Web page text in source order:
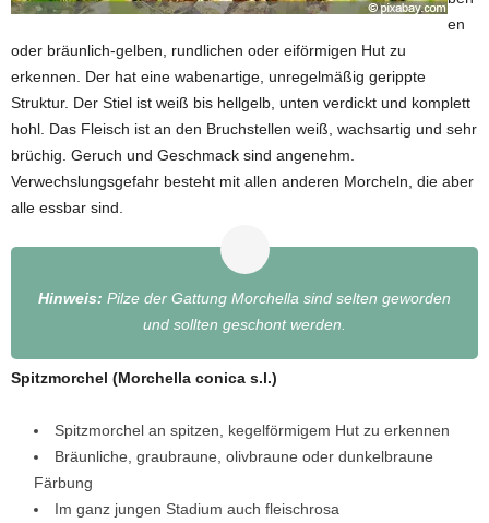
en
oder bräunlich-gelben, rundlichen oder eiförmigen Hut zu
erkennen. Der hat eine wabenartige, unregelmäßig gerippte
Struktur. Der Stiel ist weiß bis hellgelb, unten verdickt und komplett
hohl. Das Fleisch ist an den Bruchstellen weiß, wachsartig und sehr
brüchig. Geruch und Geschmack sind angenehm.
Verwechslungsgefahr besteht mit allen anderen Morcheln, die aber
alle essbar sind.
Hinweis: Pilze der Gattung Morchella sind selten geworden
und sollten geschont werden.
Spitzmorchel (Morchella conica s.l.)
Spitzmorchel an spitzen, kegelförmigem Hut zu erkennen
Bräunliche, graubraune, olivbraune oder dunkelbraune
Färbung
Im ganz jungen Stadium auch fleischrosa